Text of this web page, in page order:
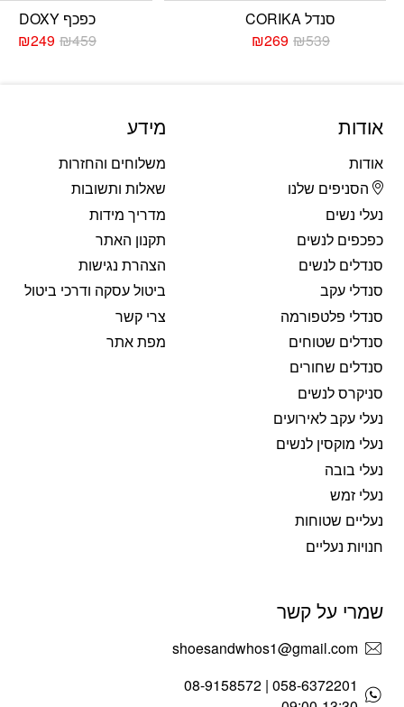
סנדל CORIKA
₪539
המחיר
₪269המחיר
כפכף DOXY
₪459
₪249
אודות
אודות
הסניפים שלנו
נעלי נשים
כפכפים לנשים
סנדלים לנשים
סנדלי עקב
סנדלי פלטפורמה
סנדלים שטוחים
סנדלים שחורים
סניקרס לנשים
נעלי עקב לאירועים
נעלי מוקסין לנשים
נעלי בובה
נעלי זמש
נעליים שטוחות
חנויות נעליים
מידע
משלוחים והחזרות
שאלות ותשובות
מדריך מידות
תקנון האתר
הצהרת נגישות
ביטול עסקה ודרכי ביטול
צרי קשר
מפת אתר
שמרי על קשר
shoesandwhos1@gmail.com
058-6372201 | 08-9158572